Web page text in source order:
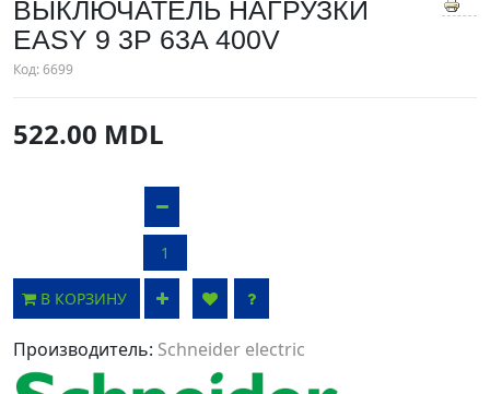
ВЫКЛЮЧАТЕЛЬ НАГРУЗКИ
EASY 9 3P 63A 400V
Код:6699
522.00 MDL
В КОРЗИНУ
Производитель: Schneider electric